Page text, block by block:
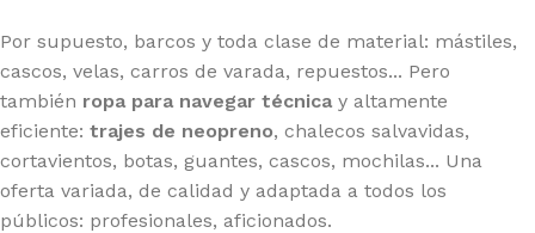
Por supuesto, barcos y toda clase de material: mástiles,
cascos, velas, carros de varada, repuestos... Pero
también ropa para navegar técnica y altamente
eficiente: trajes de neopreno, chalecos salvavidas,
cortavientos, botas, guantes, cascos, mochilas... Una
oferta variada, de calidad y adaptada a todos los
públicos: profesionales, aficionados.